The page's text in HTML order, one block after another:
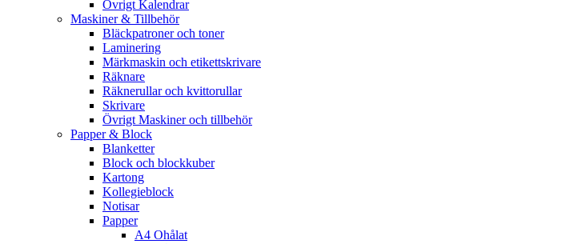
Övrigt Kalendrar
Maskiner & Tillbehör
Bläckpatroner och toner
Laminering
Märkmaskin och etikettskrivare
Räknare
Räknerullar och kvittorullar
Skrivare
Övrigt Maskiner och tillbehör
Papper & Block
Blanketter
Block och blockkuber
Kartong
Kollegieblock
Notisar
Papper
A4 Ohålat